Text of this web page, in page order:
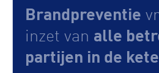
Brandpreventie
inzet van alle
partijen in de